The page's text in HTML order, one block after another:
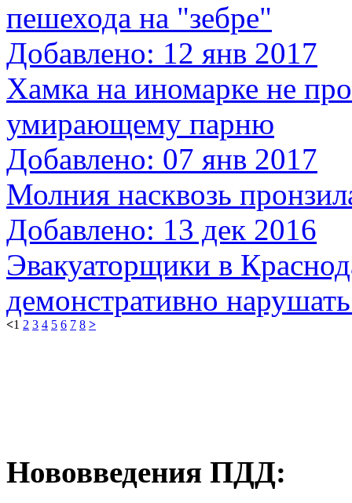
пешехода на "зебре"
Добавлено: 12 янв 2017
Хамка на иномарке не
умирающему парню
Добавлено: 07 янв 2017
Молния насквозь
Добавлено: 13 дек 2016
Эвакуаторщики в
демонстративно
<1 2 3 4 5 6 7 8 >
Нововведения ПДД: